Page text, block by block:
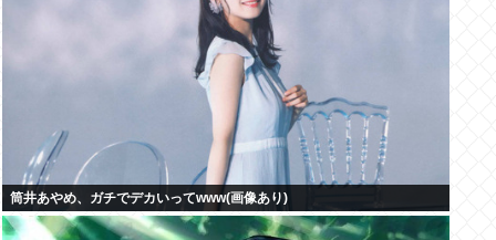
筒井あやめ、ガチでデカいってwww(画像あり)